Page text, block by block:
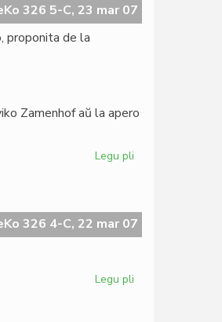
Sistemo
de
326 5-C, 23 mar 07
proponita de la
Zamenhof aŭ la apero
Legu pli
Jubileo
2009
326 4-C, 22 mar 07
Legu pli